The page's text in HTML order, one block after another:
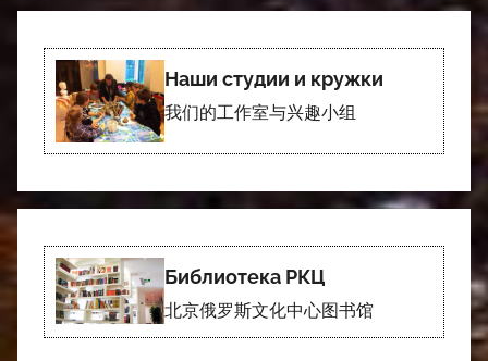
Наши студии и кружки
我们的工作室与兴趣小组
Библиотека РКЦ
北京俄罗斯文化中心图书馆